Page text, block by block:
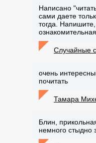
Написано
сами даете
тогда. Напишите,
Случайные
очень
почитать
Тамара
Блин,
немного стыдно